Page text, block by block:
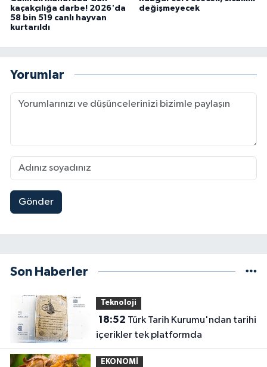
kaçakçılığa darbe! 2026'da
58 bin 519 canlı hayvan
kurtarıldı
değişmeyecek
Yorumlar
Gönder
Son Haberler
Teknoloji
18:52
içerikler tek platformda
EKONOMİ